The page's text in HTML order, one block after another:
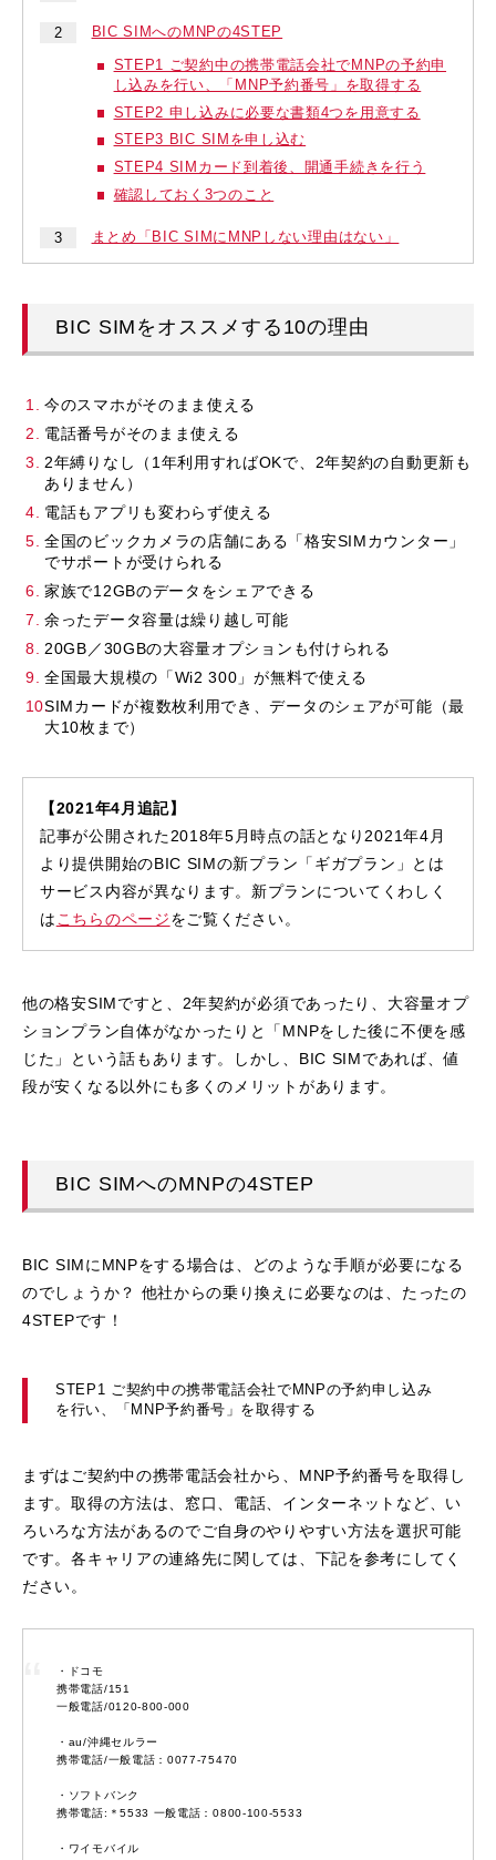
BIC SIMへのMNPの4STEP
STEP1 ご契約中の携帯電話会社でMNPの予約申
し込みを行い、「MNP予約番号」を取得する
STEP2 申し込みに必要な書類4つを用意する
STEP3 BIC SIMを申し込む
STEP4 SIMカード到着後、開通手続きを行う
確認しておく3つのこと
まとめ「BIC SIMにMNPしない理由はない」
BIC SIMをオススメする10の理由
今のスマホがそのまま使える
電話番号がそのまま使える
2年縛りなし（1年利用すればOKで、2年契約の自動更新も
ありません）
電話もアプリも変わらず使える
全国のビックカメラの店舗にある「格安SIMカウンター」
でサポートが受けられる
家族で12GBのデータをシェアできる
余ったデータ容量は繰り越し可能
20GB／30GBの大容量オプションも付けられる
全国最大規模の「Wi2 300」が無料で使える
SIMカードが複数枚利用でき、データのシェアが可能（最
大10枚まで）
【2021年4月追記】
記事が公開された2018年5月時点の話となり2021年4月
より提供開始のBIC SIMの新プラン「ギガプラン」とは
サービス内容が異なります。新プランについてくわしく
は こちらのページをご覧ください。
他の格安SIMですと、2年契約が必須であったり、大容量オプ
ションプラン自体がなかったりと「MNPをした後に不便を感
じた」という話もあります。しかし、BIC SIMであれば、値
段が安くなる以外にも多くのメリットがあります。
BIC SIMへのMNPの4STEP
BIC SIMにMNPをする場合は、どのような手順が必要になる
のでしょうか？ 他社からの乗り換えに必要なのは、たったの
4STEPです！
STEP1 ご契約中の携帯電話会社でMNPの予約申し込み
を行い、「MNP予約番号」を取得する
まずはご契約中の携帯電話会社から、MNP予約番号を取得し
ます。取得の方法は、窓口、電話、インターネットなど、い
ろいろな方法があるのでご自身のやりやすい方法を選択可能
です。各キャリアの連絡先に関しては、下記を参考にしてく
ださい。
・ドコモ
携帯電話/151
一般電話/0120-800-000
・au/沖縄セルラー
携帯電話/一般電話：0077-75470
・ソフトバンク
携帯電話:＊5533 一般電話：0800-100-5533
・ワイモバイル